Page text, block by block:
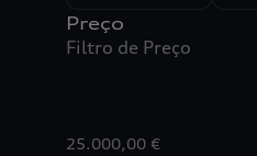
Preço
Filtro de Preço
25.000,00 €